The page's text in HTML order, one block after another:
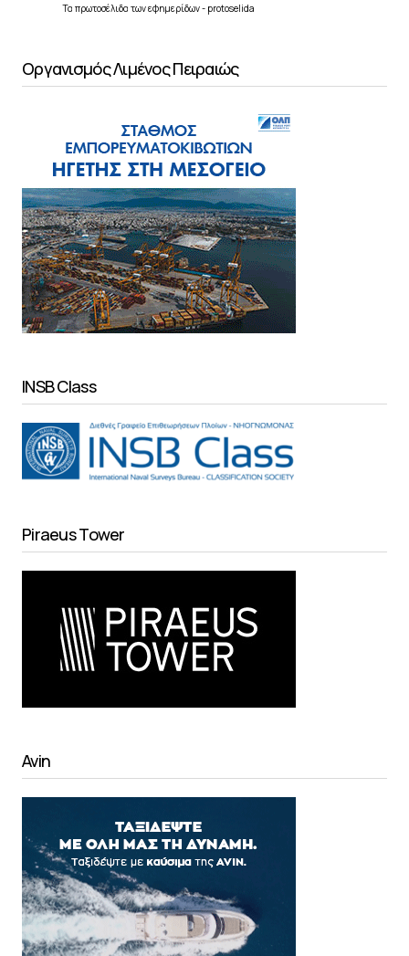
Τα πρωτοσέλιδα τωνεφημερίδων- protoselida
Οργανισμός Λιμένος Πειραιώς
INSB Class
Piraeus Tower
Avin